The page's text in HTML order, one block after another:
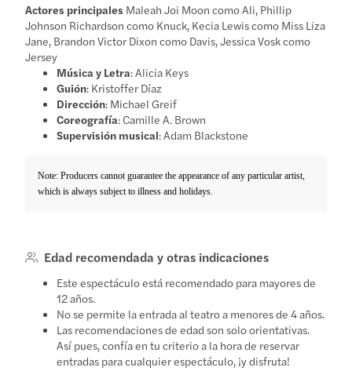
Actores principales Maleah Joi Moon como Ali, Phillip
Johnson Richardson como Knuck, Kecia Lewis como Miss Liza
Jane, Brandon Victor Dixon como Davis, Jessica Vosk como
Jersey
Música y Letra: Alicia Keys
Guión: Kristoffer Díaz
Dirección: Michael Greif
Coreografía: Camille A. Brown
Supervisión musical: Adam Blackstone
Note: Producers cannot guarantee the appearance of any particular artist,
which is always subject to illness and holidays.
Edad recomendada y otras indicaciones
Este espectáculo está recomendado para mayores de
12 años.
No se permite la entrada al teatro a menores de 4 años.
Las recomendaciones de edad son solo orientativas.
Así pues, confía en tu criterio a la hora de reservar
entradas para cualquier espectáculo, ¡y disfruta!